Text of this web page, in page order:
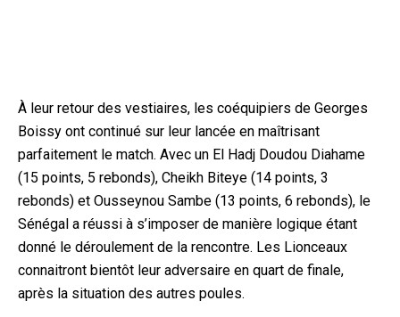
À leur retour des vestiaires, les coéquipiers de Georges
Boissy ont continué sur leur lancée en maîtrisant
parfaitement le match. Avec un El Hadj Doudou Diahame
(15 points, 5 rebonds), Cheikh Biteye (14 points, 3
rebonds) et Ousseynou Sambe (13 points, 6 rebonds), le
Sénégal a réussi à s’imposer de manière logique étant
donné le déroulement de la rencontre. Les Lionceaux
connaitront bientôt leur adversaire en quart de finale,
après la situation des autres poules.